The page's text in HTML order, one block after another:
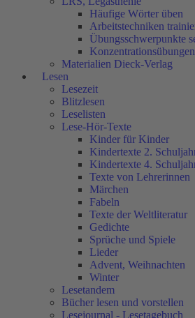
Häufige Wörter üben
Arbeitstechniken
Übungsschwerpunkte
Konzentrationsübungen
Materialien Dieck-Verlag
Lesen
Lesezeit
Blitzlesen
Leselisten
Lese-Hör-Texte
Kinder für Kinder
Kindertexte 2.
Kindertexte 4.
Texte von Lehrerinnen
Märchen
Fabeln
Texte der Weltliteratur
Gedichte
Sprüche und Spiele
Lieder
Advent, Weihnachten
Winter
Lesetandem
Bücher lesen und vorstellen
Lesejournal - Lesetagebuch